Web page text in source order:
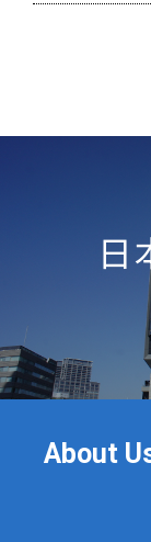
日
About